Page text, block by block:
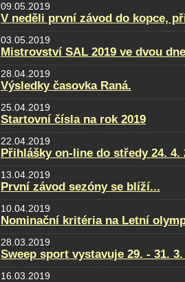
09.05.2019
V neděli první závod do kopce,
03.05.2019
Mistrovství SAL 2019 ve dvou
28.04.2019
Výsledky časovka Raná.
25.04.2019
Startovní čísla na rok 2019
22.04.2019
Přihlášky on-line do středy 24. 4.
13.04.2019
První závod sezóny se blíží...
10.04.2019
Nominační kritéria na Letní
28.03.2019
Sweep sport vystavuje 29. - 31.
16.03.2019